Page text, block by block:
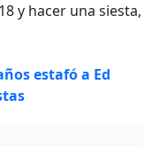
y hacer una siesta,
estafó a Ed